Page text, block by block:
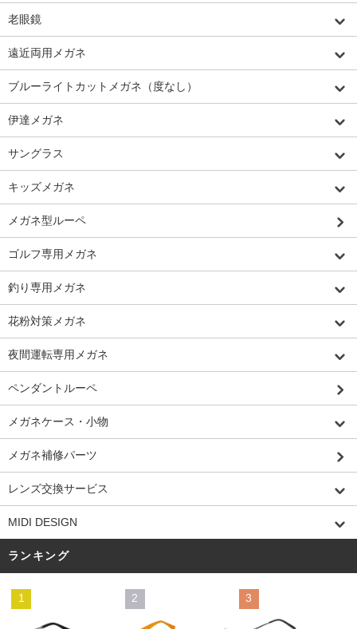
老眼鏡
遠近両用メガネ
ブルーライトカットメガネ（度なし）
伊達メガネ
サングラス
キッズメガネ
メガネ型ルーペ
ゴルフ専用メガネ
釣り専用メガネ
花粉対策メガネ
夜間運転専用メガネ
ペンダントルーペ
メガネケース・小物
メガネ補修パーツ
レンズ交換サービス
MIDI DESIGN
ランキング
1 2 3